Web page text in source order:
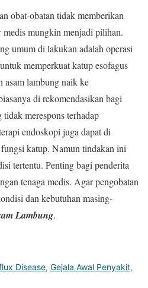
obat-obatan tidak memberikan
medis mungkin menjadi pilihan.
umum di lakukan adalah operasi
memperkuat katup esofagus
asam lambung naik ke
di rekomendasikan bagi
merespons terhadap
endoskopi juga dapat di
katup. Namun tindakan ini
tertentu. Penting bagi penderita
tenaga medis. Agar pengobatan
dan kebutuhan masing-
Lambung.
Disease, Gejala Awal Penyakit,